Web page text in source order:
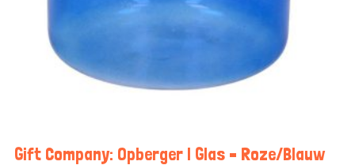
Gift Company: Opberger | Glas – Roze/Blauw